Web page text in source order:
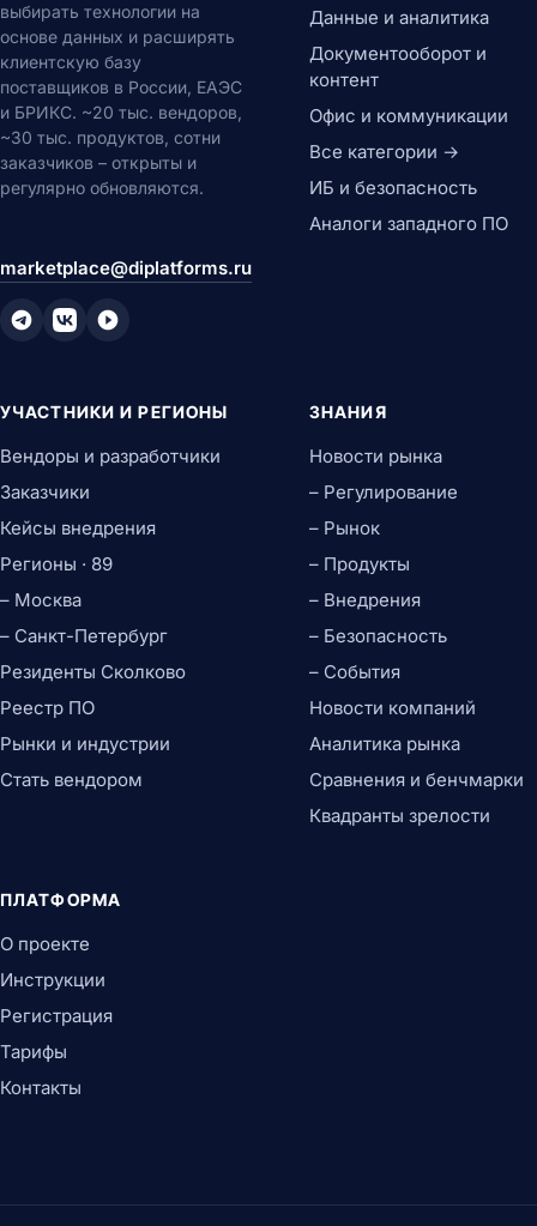
выбирать технологии на
основе данных и расширять
клиентскую базу
поставщиков в России, ЕАЭС
и БРИКС. ~20 тыс. вендоров,
~30 тыс. продуктов, сотни
заказчиков – открыты и
регулярно обновляются.
marketplace@diplatforms.ru
Данные и аналитика
Документооборот и
контент
Офис и коммуникации
Все категории →
ИБ и безопасность
Аналоги западного ПО
УЧАСТНИКИ И РЕГИОНЫ
Вендоры и разработчики
Заказчики
Кейсы внедрения
Регионы · 89
– Москва
– Санкт-Петербург
Резиденты Сколково
Реестр ПО
Рынки и индустрии
Стать вендором
ЗНАНИЯ
Новости рынка
– Регулирование
– Рынок
– Продукты
– Внедрения
– Безопасность
– События
Новости компаний
Аналитика рынка
Сравнения и бенчмарки
Квадранты зрелости
ПЛАТФОРМА
О проекте
Инструкции
Регистрация
Тарифы
Контакты